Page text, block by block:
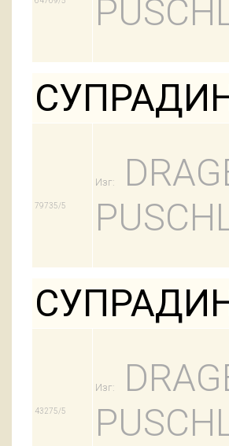
79735/5
Изг:
43275/5
Изг: